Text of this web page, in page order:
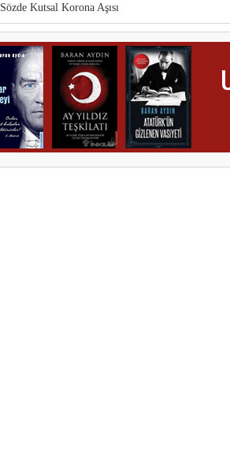
Sözde Kutsal Korona Aşısı